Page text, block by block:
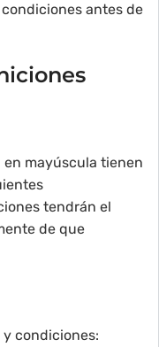
antes de
mayúscula tienen
tendrán el
de que
y condiciones: